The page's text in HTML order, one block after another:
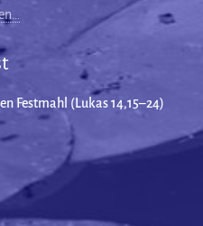
Festmahl (Lukas 14,15–24)